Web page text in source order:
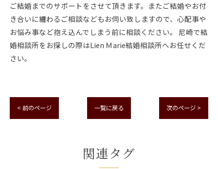
ご結婚までのサポートをさせて頂きます。またご結婚やお付
き合いに纏わるご相談などもお伺い致しますので、心配事や
お悩み事など抱え込んでしまう前に相談ください。 尼崎で結
婚相談所をお探しの際はLien Ｍarie結婚相談所へお任せくだ
さい。
< 前のページ 一覧に戻る 次のページ >
関連タグ